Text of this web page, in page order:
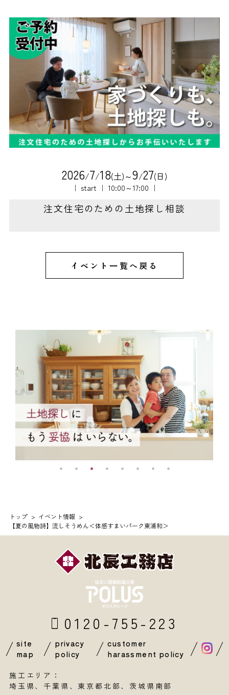
2026/7/18(土)～9/27(日)
｜ start ｜ 10:00～17:00 ｜
注文住宅のための土地探し相談
イベント一覧へ戻る
トップ
イベント情報
【夏の風物詩】流しそうめん＜体感すまいパーク東浦和＞
0120-755-223
site
map
privacy
policy
customer
harassment policy
施工エリア：
埼玉県、 千葉県 、東京都北部、茨城県南部